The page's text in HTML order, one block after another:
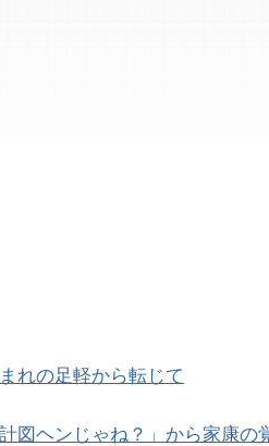
れの足軽から転じて
計図ヘンじゃね？」から家康の